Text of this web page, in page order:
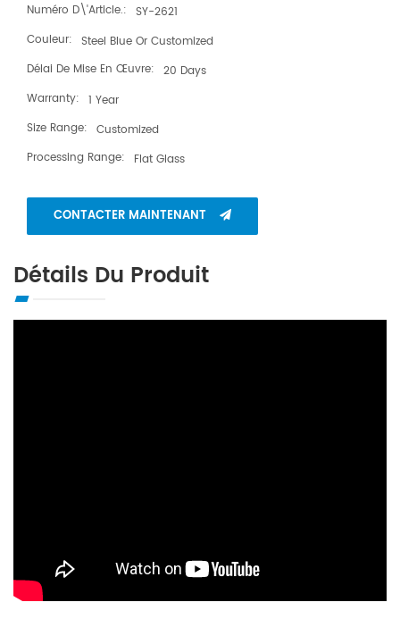
Numéro D\'article.: SY-2621
Couleur: Steel Blue Or Customized
Délai De Mise En Œuvre: 20 Days
Warranty: 1 Year
Size Range: Customized
Processing Range:
Flat Glass
CONTACTER MAINTENANT
Détails Du Produit